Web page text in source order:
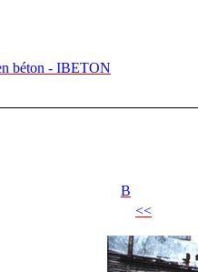
béton - IBETON
B
<<